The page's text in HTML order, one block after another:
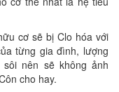
cơ sẽ bị Clo hóa với
từng gia đình, lượng
nên sẽ không ảnh
cho hay.